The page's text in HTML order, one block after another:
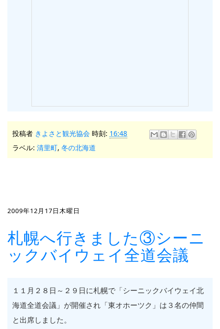
投稿者 きよさと観光協会 時刻: 16:48
ラベル: 清里町, 冬の北海道
2009年12月17日木曜日
札幌へ行きました③シーニ
ックバイウェイ全道会議
１１月２８日～２９日に札幌で「シーニックバイウェイ北
海道全道会議」が開催され「東オホーツク」は３名の仲間
と出席しました。